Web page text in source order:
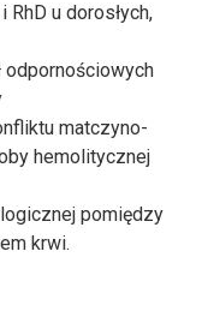
RhD u dorosłych,
odpornościowych
matczyno-
hemolitycznej
pomiędzy
krwi.